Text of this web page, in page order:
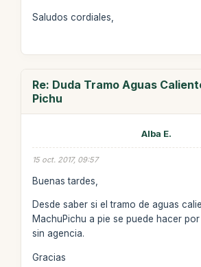
Saludos cordiales,
Re: Duda Tramo Aguas
Pichu
Alba E.
15 oct. 2017, 09:57
Buenas tardes,
Desde saber si el tramo de aguas
MachuPichu a pie se puede hacer
sin agencia.
Gracias